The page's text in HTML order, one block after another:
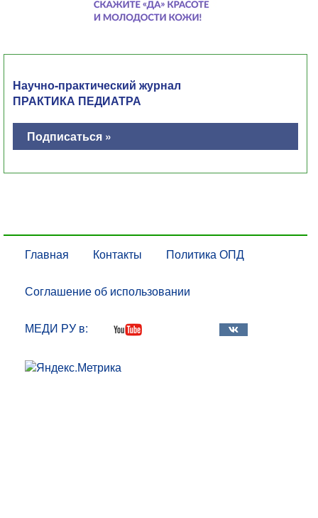
Научно-практический журнал
ПРАКТИКА ПЕДИАТРА
Подписаться »
Главная Контакты Политика ОПД
Соглашение об использовании
МЕДИ РУ в: